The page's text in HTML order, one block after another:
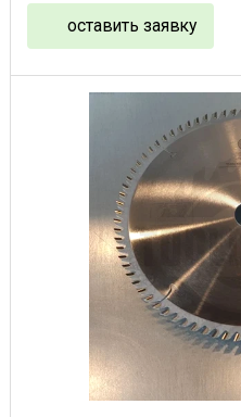
оставить заявку